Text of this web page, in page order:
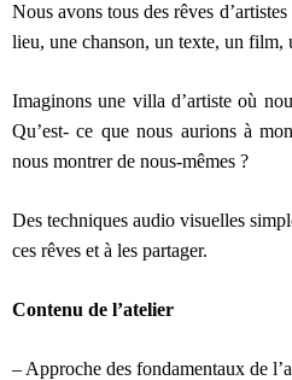
Nous avons tous des rêves
lieu, une chanson, un texte, un
Imaginons une villa d’artiste où
Qu’est- ce que nous aurions à
nous montrer de nous-mêmes ?
Des techniques audio visuelles
ces rêves et à les partager.
Contenu de l’atelier
– Approche des fondamentaux de